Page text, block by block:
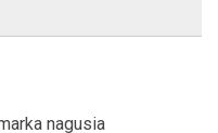
nagusia